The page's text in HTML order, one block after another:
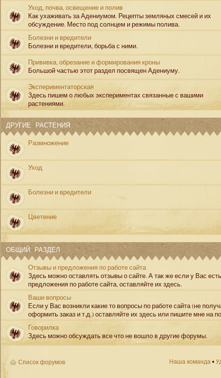
Уход, почва, освещение и полив
Как ухаживать за Адениумом. Рецепты земляных смесей и их
обсуждение. Место под солнцем и режимы полива.
Болезни и вредители
Болезни и вредители, борьба с ними.
Прививка, обрезание и формирования кроны
Большой частью этот раздел посвящен Адениуму.
Экспериментаторская
Здесь пишем о любых экспериментах связанные с вашими
растениями.
ДРУГИЕ РАСТЕНИЯ
Размножение
Уход
Болезни и вредители
Цветение
ОБЩИЙ РАЗДЕЛ
Отзывы и предложения по работе сайта
Здесь можно оставлять отзывы о сайте. А так же если у Вас есть
предложения по работе сайта, оставляйте их здесь.
Ваши вопросы
Если у Вас возникли какие то вопросы по работе сайта (не
оформить заказ и т.д.) оставляйте их здесь или пишите мне на
Говорилка
Здесь можно обсуждать все что не вошло в другие форумы.
Список форумов Наша команда •